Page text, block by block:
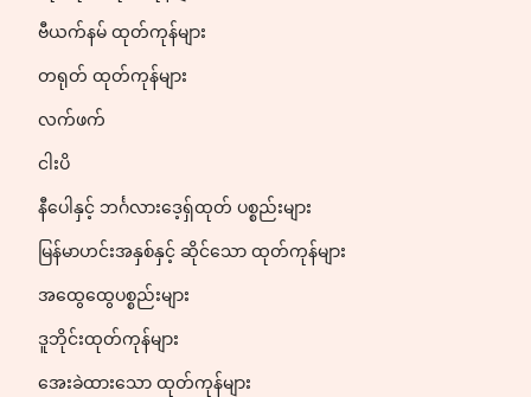
ဗီယက်နမ် ထုတ်ကုန်များ
တရုတ် ထုတ်ကုန်များ
လက်ဖက်
ငါးပိ
နီပေါနှင့် ဘင်္ဂလားဒေ့ရှ်ထုတ် ပစ္စည်းများ
မြန်မာဟင်းအနှစ်နှင့် ဆိုင်သော ထုတ်ကုန်များ
အထွေထွေပစ္စည်းများ
ဒူဘိုင်းထုတ်ကုန်များ
အေးခဲထားသော ထုတ်ကုန်များ